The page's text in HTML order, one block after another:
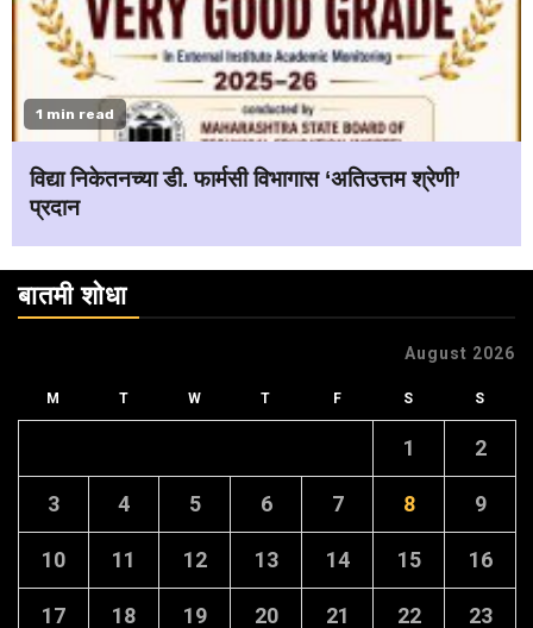
1 min read
विद्या निकेतनच्या डी. फार्मसी विभागास ‘अतिउत्तम श्रेणी’
प्रदान
बातमी शोधा
August 2026
M T W T F S S
1 2
3 4 5 6 7 8 9
10 11 12 13 14 15 16
17 18 19 20 21 22 23